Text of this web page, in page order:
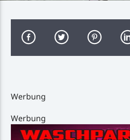
Werbung
Werbung